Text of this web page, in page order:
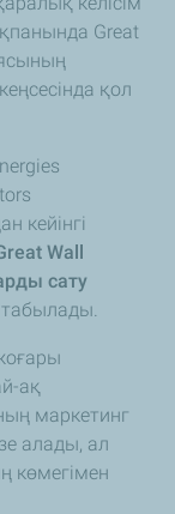
Great
қол
кейінгі
Wall
сату
ақ
маркетинг
алады, ал
көмегімен